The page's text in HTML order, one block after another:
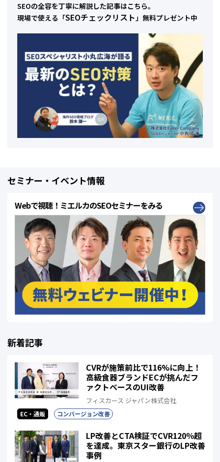
SEOの全容を丁寧に解説した記事はこちら。
現場で使える「SEOチェックリスト 」無料プレゼント中
セミナー・イベント情報
Webで視聴！ミエルカのSEOセミナーをみる
新着記事
CVRが施策前比で116%に向上！
高級食器ブランドECが挑んだフ
ァクトベースのUI改善
フィスカース ジャパン株式会社
EC・通販 コンバージョン改善
LP改善とCTA検証でCVR120％超
を達成。東京スター銀行のLP改善
事例